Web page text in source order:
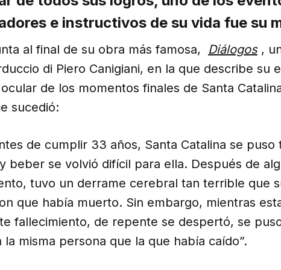
e instructivos de su vida fue su
al final de su obra más famosa, Diálogos,
di Piero Canigiani, en la que describe su
de los momentos finales de Santa
sucedió:
de cumplir 33 años, Santa Catalina se puso
beber se volvió difícil para ella. Después de
tuvo un derrame cerebral tan terrible que
que había muerto. Sin embargo, mientras
fallecimiento, de repente se despertó, se
la misma persona que la que había caído”.